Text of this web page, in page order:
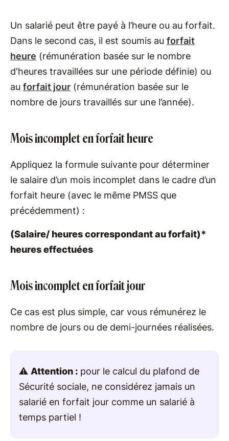
Un salarié peut être payé à l’heure ou au forfait.
Dans le second cas, il est soumis au forfait
heure (rémunération basée sur le nombre
d'heures travaillées sur une période définie) ou
au forfait jour (rémunération basée sur le
nombre de jours travaillés sur une l’année).
Mois incomplet en forfait heure
Appliquez la formule suivante pour déterminer
le salaire d’un mois incomplet dans le cadre d’un
forfait heure (avec le même PMSS que
précédemment) :
(Salaire/ heures correspondant au forfait)*
heures effectuées
Mois incomplet en forfait jour
Ce cas est plus simple, car vous rémunérez le
nombre de jours ou de demi-journées réalisées.
⚠️ Attention : pour le calcul du plafond de
Sécurité sociale, ne considérez jamais un
salarié en forfait jour comme un salarié à
temps partiel !